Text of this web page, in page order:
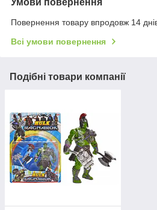
Умови повернення
Повернення товару впродовж 14
Всі умови повернення
Подібні товари компанії